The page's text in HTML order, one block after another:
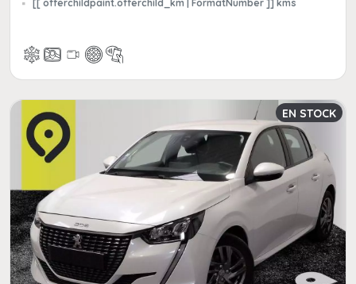
[[ offerchildpaint.offerchild_km | FormatNumber ]] kms
EN STOCK